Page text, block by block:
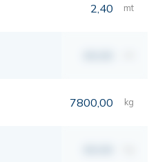
2,40 mt
7800,00 kg